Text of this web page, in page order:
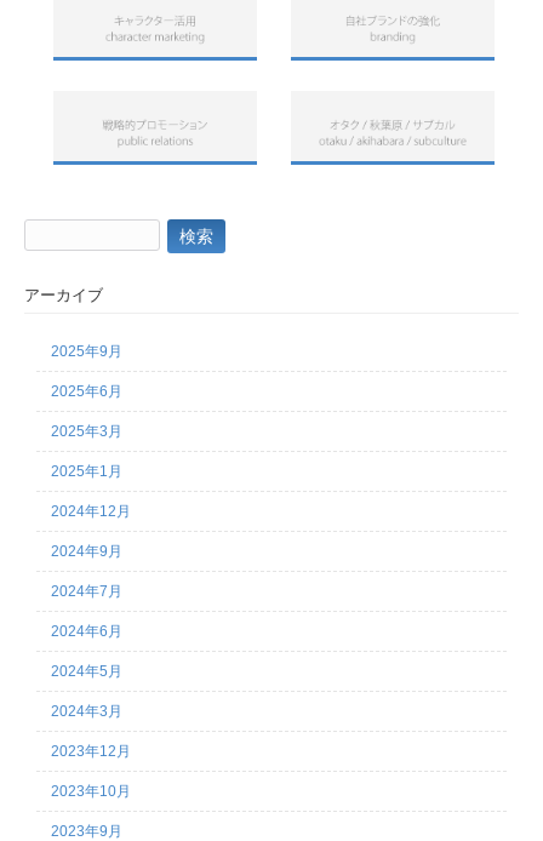
索:
アーカイブ
2025年9月
2025年6月
2025年3月
2025年1月
2024年12月
2024年9月
2024年7月
2024年6月
2024年5月
2024年3月
2023年12月
2023年10月
2023年9月